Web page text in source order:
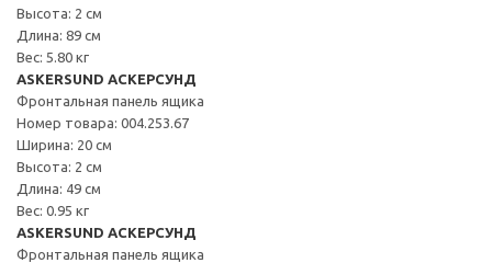
Высота: 2 см
Длина: 89 см
Вес: 5.80 кг
ASKERSUND АСКЕРСУНД
Фронтальная панель ящика
Номер товара: 004.253.67
Ширина: 20 см
Высота: 2 см
Длина: 49 см
Вес: 0.95 кг
ASKERSUND АСКЕРСУНД
Фронтальная панель ящика